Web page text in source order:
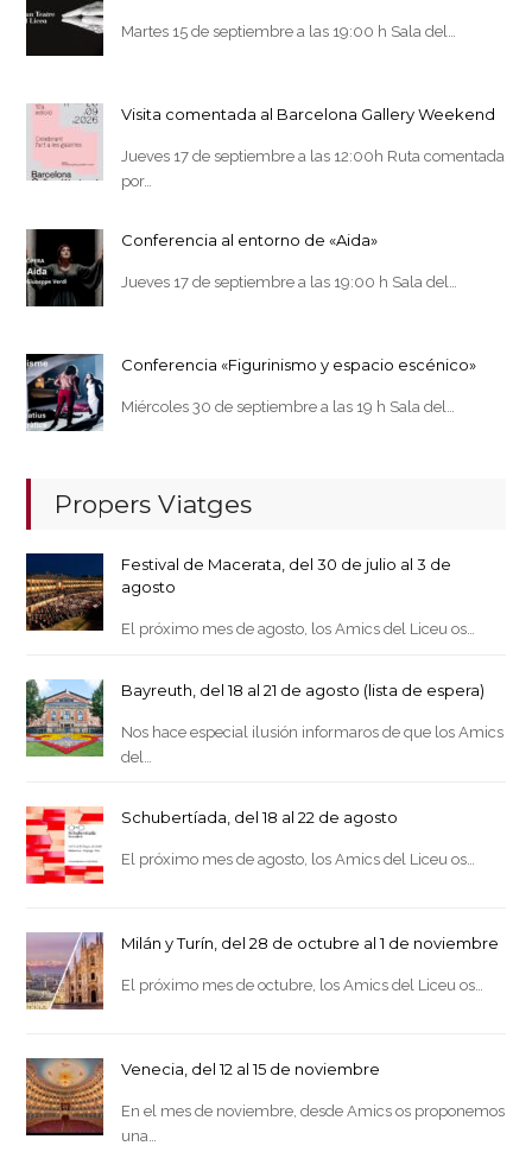
Martes 15 de septiembre a las 19:00 h Sala del…
Visita comentada al Barcelona Gallery Weekend
Jueves 17 de septiembre a las 12:00h Ruta comentada
por…
Conferencia al entorno de «Aida»
Jueves 17 de septiembre a las 19:00 h Sala del…
Conferencia «Figurinismo y espacio escénico»
Miércoles 30 de septiembre a las 19 h Sala del…
Propers Viatges
Festival de Macerata, del 30 de julio al 3 de
agosto
El próximo mes de agosto, los Amics del Liceu os…
Bayreuth, del 18 al 21 de agosto (lista de espera)
Nos hace especial ilusión informaros de que los Amics
del…
Schubertíada, del 18 al 22 de agosto
El próximo mes de agosto, los Amics del Liceu os…
Milán y Turín, del 28 de octubre al 1 de noviembre
El próximo mes de octubre, los Amics del Liceu os…
Venecia, del 12 al 15 de noviembre
En el mes de noviembre, desde Amics os proponemos
una…